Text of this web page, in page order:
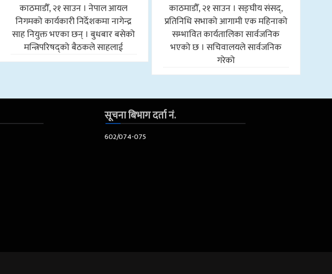
काठमाडौँ, २१ साउन । नेपाल आयल
निगमको कार्यकारी निर्देशकमा नागेन्द्र
साह नियुक्त भएका छन् । बुधबार बसेको
मन्त्रिपरिषद्को बैठकले साहलाई
काठमाडौँ, २१ साउन । सङ्घीय संसद्,
प्रतिनिधि सभाको आगामी एक महिनाको
सम्भावित कार्यतालिका सार्वजनिक
भएको छ । सचिवालयले सार्वजनिक
गरेको
सूचना बिभाग दर्ता नं.
602/074-075